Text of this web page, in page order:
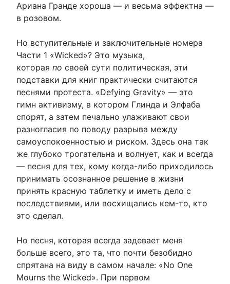
Ариана Гранде хороша — и весьма эффектна —
в розовом.
Но вступительные и заключительные номера
Части 1 «Wicked»? Это музыка,
которая по своей сути политическая, эти
подставки для книг практически считаются
песнями протеста. «Defying Gravity» — это
гимн активизму, в котором Глинда и Элфаба
спорят, а затем печально улаживают свои
разногласия по поводу разрыва между
самоуспокоенностью и риском. Здесь она так
же глубоко трогательна и волнует, как и всегда
— песня для тех, кому когда-либо приходилось
принимать осознанное решение в жизни
принять красную таблетку и иметь дело с
последствиями, или восхищались кем-то, кто
это сделал.
Но песня, которая всегда задевает меня
больше всего, это та, что почти безобидно
спрятана на виду в самом начале: «No One
Mourns the Wicked». При первом